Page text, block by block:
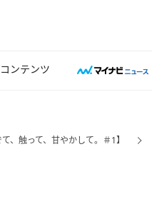
ンテンツ
触って、甘やかして。＃1】